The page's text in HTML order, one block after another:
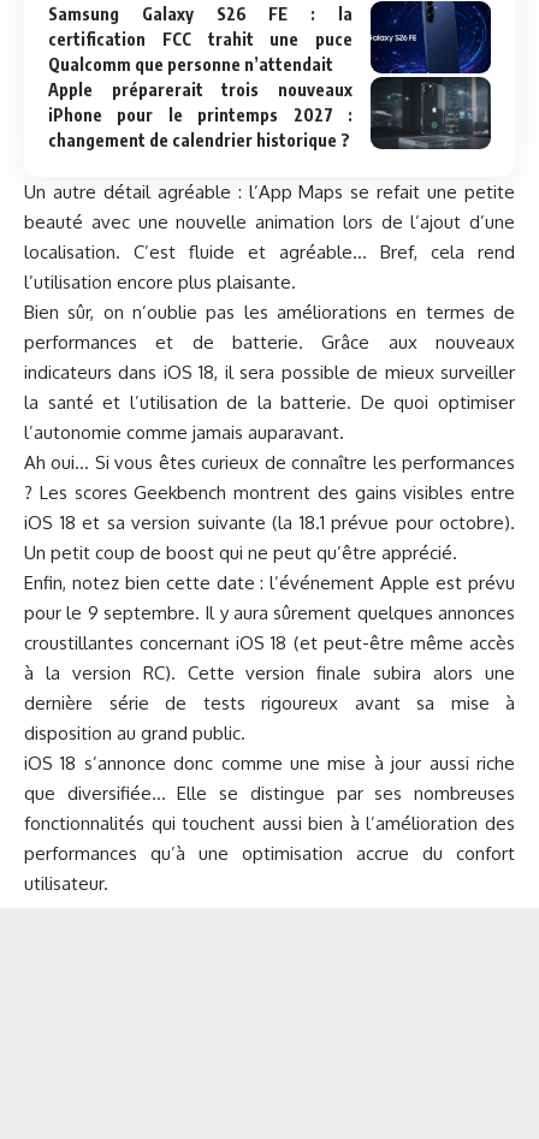
Samsung Galaxy S26 FE : la
certification FCC trahit une puce
Qualcomm que personne n’attendait
Apple préparerait trois nouveaux
iPhone pour le printemps 2027 :
changement de calendrier historique ?
Un autre détail agréable : l’App Maps se refait une petite
beauté avec une nouvelle animation lors de l’ajout d’une
localisation. C’est fluide et agréable… Bref, cela rend
l’utilisation encore plus plaisante.
Bien sûr, on n’oublie pas les améliorations en termes de
performances et de batterie. Grâce aux nouveaux
indicateurs dans iOS 18, il sera possible de mieux surveiller
la santé et l’utilisation de la batterie. De quoi optimiser
l’autonomie comme jamais auparavant.
Ah oui… Si vous êtes curieux de connaître les performances
? Les scores Geekbench montrent des gains visibles entre
iOS 18 et sa version suivante (la 18.1 prévue pour octobre).
Un petit coup de boost qui ne peut qu’être apprécié.
Enfin, notez bien cette date : l’événement Apple est prévu
pour le 9 septembre. Il y aura sûrement quelques annonces
croustillantes concernant iOS 18 (et peut-être même accès
à la version RC). Cette version finale subira alors une
dernière série de tests rigoureux avant sa mise à
disposition au grand public.
iOS 18 s’annonce donc comme une mise à jour aussi riche
que diversifiée… Elle se distingue par ses nombreuses
fonctionnalités qui touchent aussi bien à l’amélioration des
performances qu’à une optimisation accrue du confort
utilisateur.